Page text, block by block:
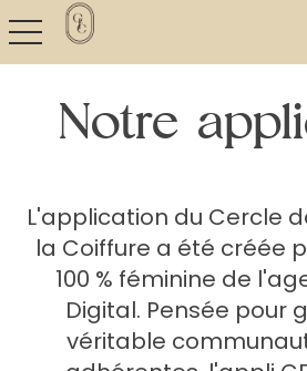
toggle navigation
Notre
L'application du Cercle
la Coiffure a été créée
100 % féminine de
Digital. Pensée pour
véritable